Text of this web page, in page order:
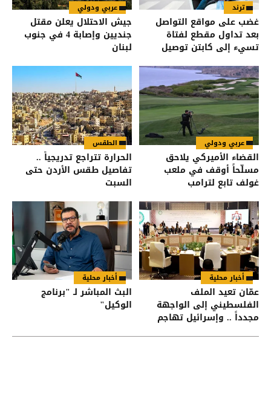
ترند
غضب على مواقع التواصل
بعد تداول مقطع لفتاة
تسيء إلى كابتن توصيل
عربي ودولي
جيش الاحتلال يعلن مقتل
جنديين وإصابة 4 في جنوب
لبنان
عربي ودولي
القضاء الأميركي يلاحق
مسلّحاً أوقف في ملعب
غولف تابع لترامب
الطقس
الحرارة تتراجع تدريجياً ..
تفاصيل طقس الأردن حتى
السبت
أخبار محلية
عمّان تعيد الملف
الفلسطيني إلى الواجهة
مجدداً .. وإسرائيل تهاجم
أخبار محلية
البث المباشر لـ "برنامج
الوكيل"